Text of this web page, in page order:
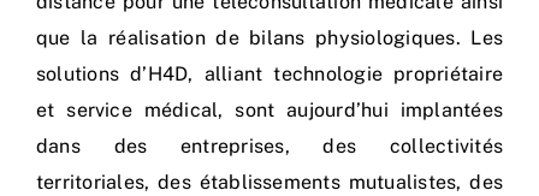
que la réalisation de bilans physiologiques. Les
solutions d’H4D, alliant technologie propriétaire
et service médical, sont aujourd’hui implantées
dans des entreprises, des collectivités
territoriales, des établissements mutualistes, des